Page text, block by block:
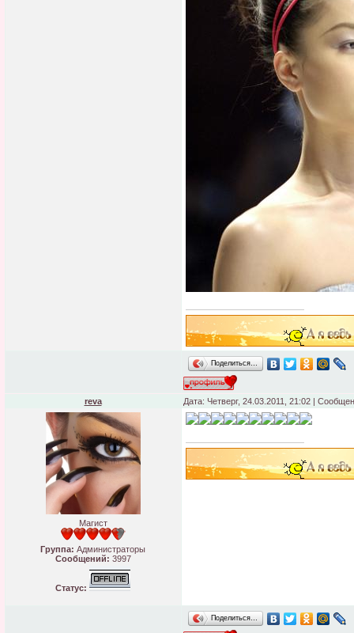
Поделиться…
reva Дата: Четверг, 24.03.2011, 21:02 |
Магист
Группа: Администраторы
Сообщений: 3997
Статус:
Поделиться…